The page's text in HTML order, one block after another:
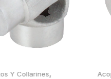
Y Collarines,